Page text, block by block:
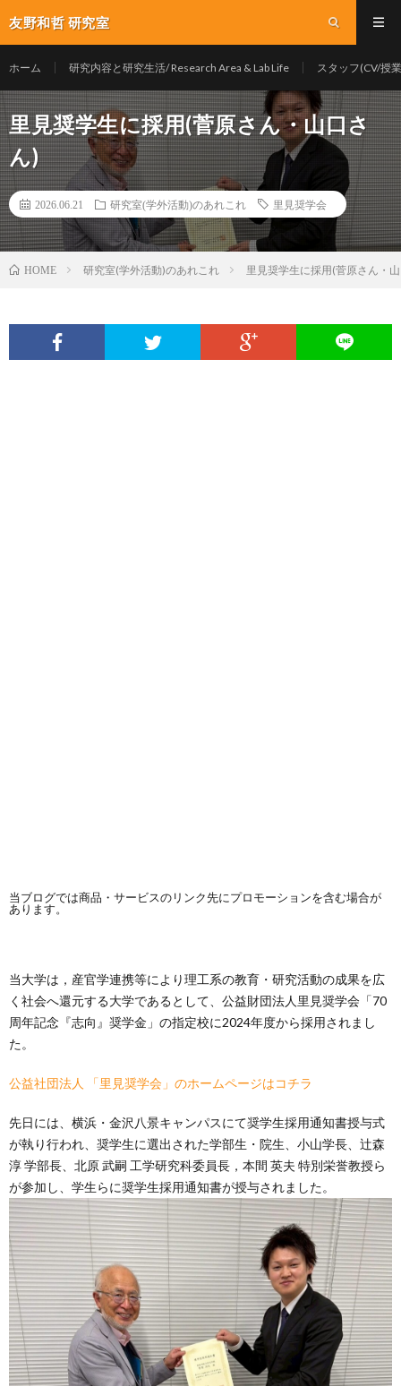
友野和哲 研究室
ホーム 研究内容と研究生活/ Research Area & Lab Life スタッフ(CV/授
里見奨学生に採用(菅原さん・山口さ
ん)
2026.06.21 研究室(学外活動)のあれこれ 里見奨学会
HOME 研究室(学外活動)のあれこれ 里見奨学生に採用(菅原さん・
当ブログでは商品・サービスのリンク先にプロモーションを含む場合が
あります。
当大学は，産官学連携等により理工系の教育・研究活動の成果を広
く社会へ還元する大学であるとして、公益財団法人里見奨学会「70
周年記念『志向』奨学金」の指定校に2024年度から採用されまし
た。
公益社団法人 「里見奨学会」のホームページはコチラ
先日には、横浜・金沢八景キャンパスにて奨学生採用通知書授与式
が執り行われ、奨学生に選出された学部生・院生、小山学長、辻森
淳 学部長、北原 武嗣 工学研究科委員長，本間 英夫 特別栄誉教授ら
が参加し、学生らに奨学生採用通知書が授与されました。